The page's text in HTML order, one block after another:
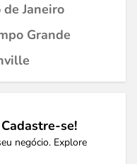
de Janeiro
Grande
Cadastre-se!
negócio. Explore